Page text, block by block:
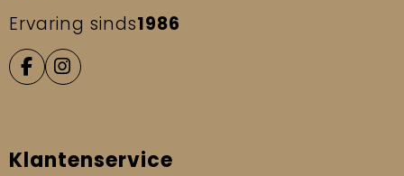
Ervaring sinds1986
Klantenservice